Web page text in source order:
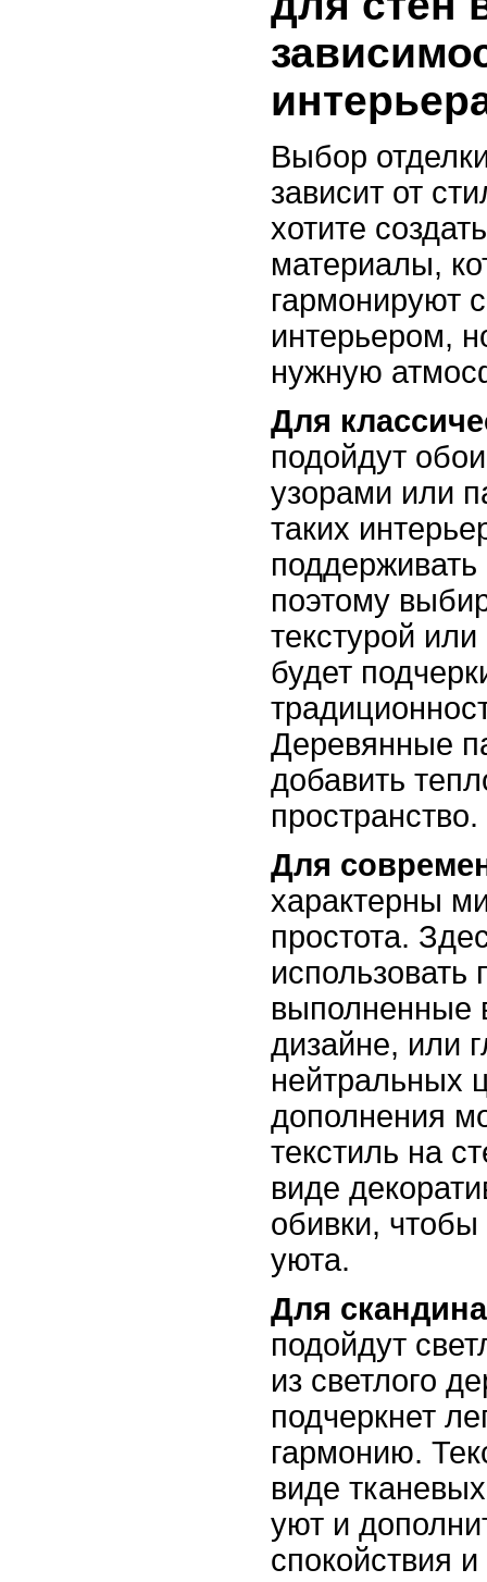
Выбор
зависит от
хотите
материалы,
гармонируют
интерьером,
нужную
Для
подойдут
узорами или
таких
поэтому
текстурой
будет
Деревянные
добавить
пространство.
Для
характерны
простота.
использовать
выполненные
дизайне, или
нейтральных
дополнения
текстиль на
виде
обивки, чтобы
уюта.
Для
подойдут
из светлого
подчеркнет
гармонию.
виде
уют и
спокойствия